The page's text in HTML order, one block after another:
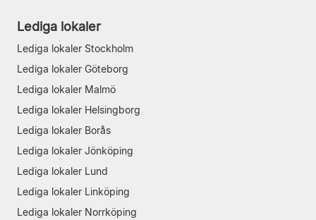
Lediga lokaler
Lediga lokaler Stockholm
Lediga lokaler Göteborg
Lediga lokaler Malmö
Lediga lokaler Helsingborg
Lediga lokaler Borås
Lediga lokaler Jönköping
Lediga lokaler Lund
Lediga lokaler Linköping
Lediga lokaler Norrköping